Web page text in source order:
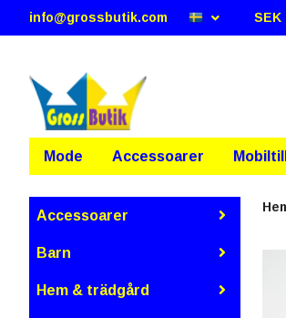
info@grossbutik.com SEK
Mode Accessoarer
Accessoarer
Barn
Hem & trädgård